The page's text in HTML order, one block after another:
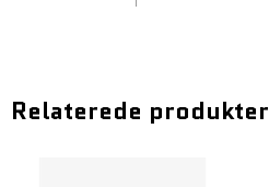
Relaterede produkter